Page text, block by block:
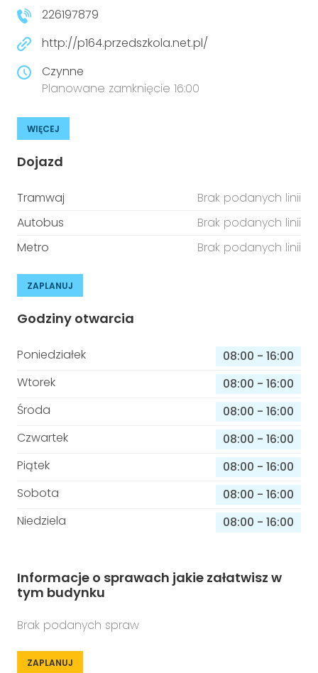
226197879
http://p164.przedszkola.net.pl/
Czynne
Planowane zamknięcie 16:00
WIĘCEJ
Dojazd
Tramwaj
Brak podanych linii
Autobus
Brak podanych linii
Metro
Brak podanych linii
ZAPLANUJ
Godziny otwarcia
Poniedziałek 08:00 - 16:00
Wtorek
08:00 - 16:00
Środa
08:00 - 16:00
Czwartek
08:00 - 16:00
Piątek
08:00 - 16:00
Sobota
08:00 - 16:00
Niedziela
08:00 - 16:00
Informacje o sprawach jakie załatwisz w
tym budynku
Brak podanych spraw
ZAPLANUJ